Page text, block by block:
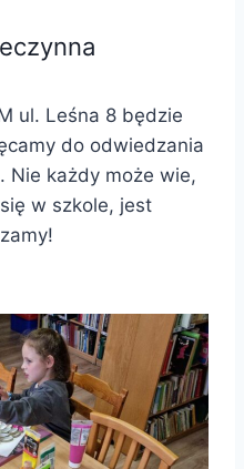
ul. Leśna 8 będzie
do odwiedzania
Nie każdy może wie,
w szkole, jest